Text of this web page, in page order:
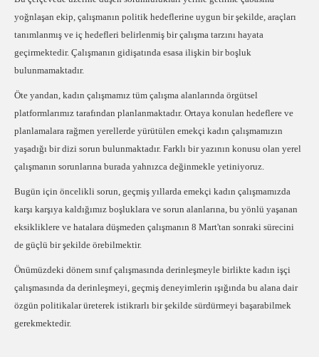
yoğnlaşan ekip, çalışmanın politik hedeflerine uygun bir şekilde, araçları
tanımlanmış ve iç hedefleri belirlenmiş bir çalışma tarzını hayata
geçirmektedir. Çalışmanın gidişatında esasa ilişkin bir boşluk
bulunmamaktadır.
Öte yandan, kadın çalışmamız tüm çalışma alanlarında örgütsel
platformlarımız tarafından planlanmaktadır. Ortaya konulan hedeflere ve
planlamalara rağmen yerellerde yürütülen emekçi kadın çalışmamızın
yaşadığı bir dizi sorun bulunmaktadır. Farklı bir yazının konusu olan yerel
çalışmanın sorunlarına burada yahnızca değinmekle yetiniyoruz.
Bugün için öncelikli sorun, geçmiş yıllarda emekçi kadın çalışmamızda
karşı karşıya kaldığımız boşluklara ve sorun alanlarına, bu yönlü yaşanan
eksikliklere ve hatalara düşmeden çalışmanın 8 Mart'tan sonraki sürecini
de güçlü bir şekilde örebilmektir.
Önümüzdeki dönem sınıf çalışmasında derinleşmeyle birlikte kadın işçi
çalışmasında da derinleşmeyi, geçmiş deneyimlerin ışığında bu alana dair
özgün politikalar üreterek istikrarlı bir şekilde sürdürmeyi başarabilmek
gerekmektedir.